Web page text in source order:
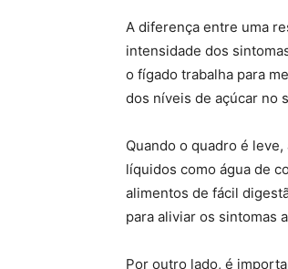
A diferença entre uma
intensidade dos
o fígado trabalha para
dos níveis de açúcar no
Quando o quadro é
líquidos como água de
alimentos de fácil
para aliviar os sintomas
Por outro lado, é